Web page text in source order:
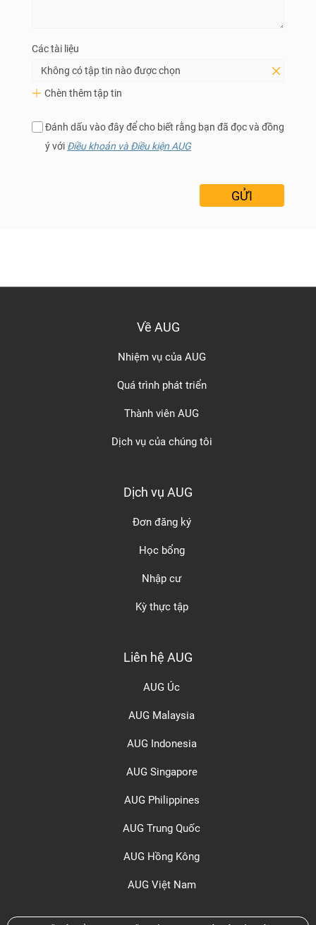
Các tài liệu
Không có tập tin nào được chọn
Chèn thêm tập tin
Đánh dấu vào đây để cho biết rằng bạn đã đọc và đồng
ý với Điều khoản và Điều kiện AUG
Về AUG
Nhiệm vụ của AUG
Quá trình phát triển
Thành viên AUG
Dịch vụ của chúng tôi
Dịch vụ AUG
Đơn đăng ký
Học bổng
Nhập cư
Kỳ thực tập
Liên hệ AUG
AUG Úc
AUG Malaysia
AUG Indonesia
AUG Singapore
AUG Philippines
AUG Trung Quốc
AUG Hồng Kông
AUG Việt Nam